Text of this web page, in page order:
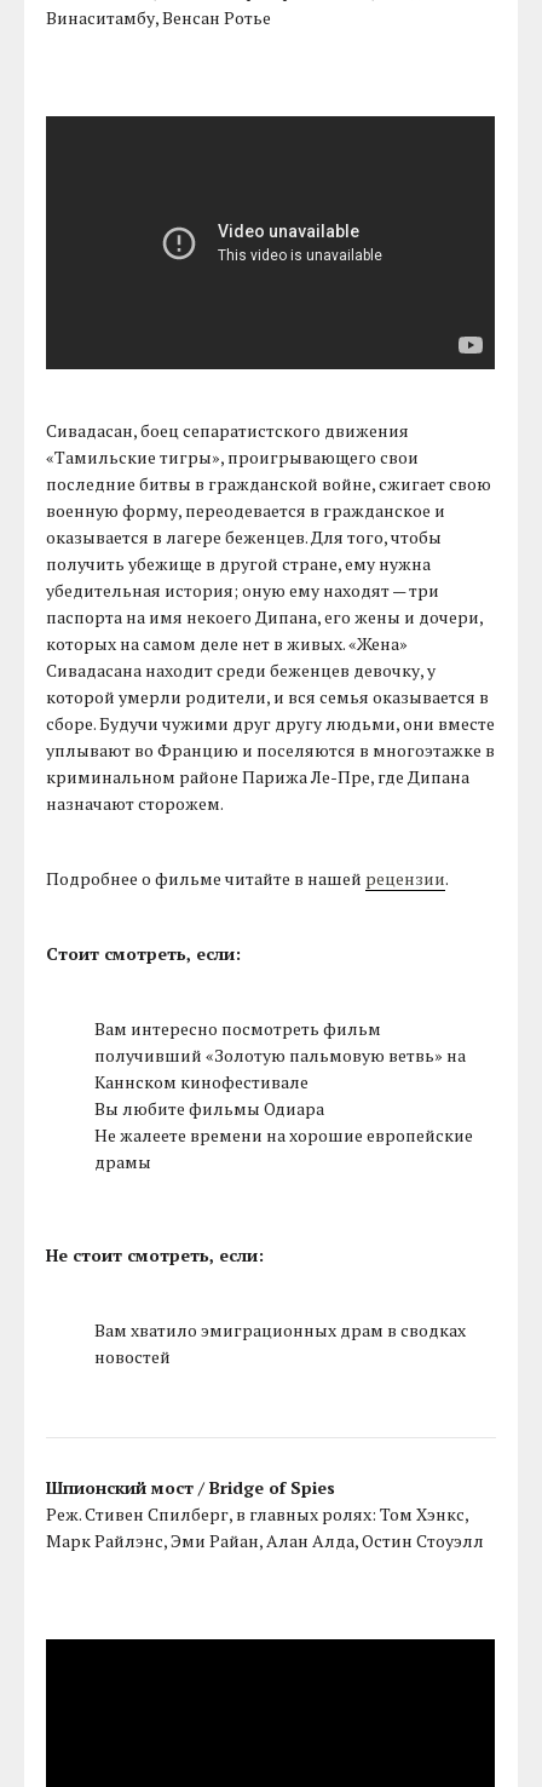
Винаситамбу, Венсан Ротье
Сивадасан, боец сепаратистского движения
«Тамильские тигры», проигрывающего свои
последние битвы в гражданской войне, сжигает свою
военную форму, переодевается в гражданское и
оказывается в лагере беженцев. Для того, чтобы
получить убежище в другой стране, ему нужна
убедительная история; оную ему находят — три
паспорта на имя некоего Дипана, его жены и дочери,
которых на самом деле нет в живых. «Жена»
Сивадасана находит среди беженцев девочку, у
которой умерли родители, и вся семья оказывается в
сборе. Будучи чужими друг другу людьми, они вместе
уплывают во Францию и поселяются в многоэтажке в
криминальном районе Парижа Ле-Пре, где Дипана
назначают сторожем.
Подробнее о фильме читайте в нашей рецензии.
Стоит смотреть, если:
Вам интересно посмотреть фильм
получивший «Золотую пальмовую ветвь» на
Каннском кинофестивале
Вы любите фильмы Одиара
Не жалеете времени на хорошие европейские
драмы
Не стоит смотреть, если:
Вам хватило эмиграционных драм в сводках
новостей
Шпионский мост / Bridge of Spies
Реж. Стивен Спилберг, в главных ролях: Том Хэнкс,
Марк Райлэнс, Эми Райан, Алан Алда, Остин Стоуэлл